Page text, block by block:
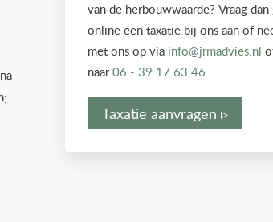
van de herbouwwaarde? Vraag dan
online een taxatie bij ons aan of
met ons op via info@jrmadvies.nl
naar06 - 39 17 63 46.
Taxatie aanvragen ▹